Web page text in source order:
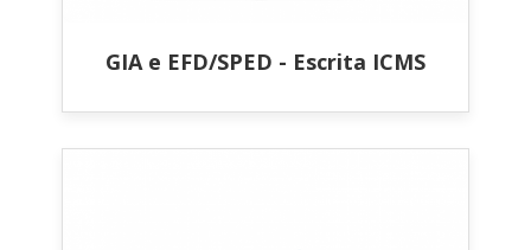
GIA e EFD/SPED - Escrita ICMS